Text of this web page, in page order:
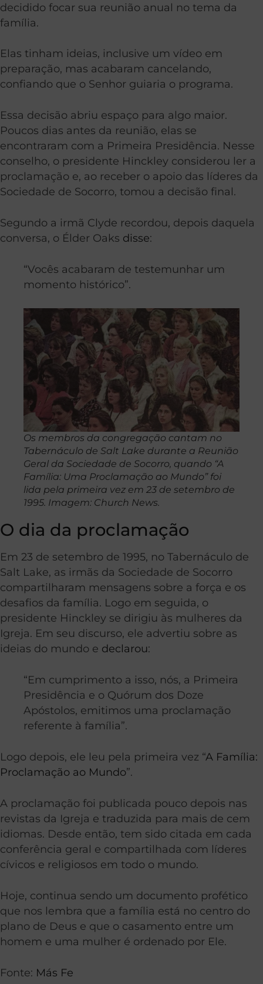
decidido focar sua reunião anual no tema da
família.
Elas tinham ideias, inclusive um vídeo em
preparação, mas acabaram cancelando,
confiando que o Senhor guiaria o programa.
Essa decisão abriu espaço para algo maior.
Poucos dias antes da reunião, elas se
encontraram com a Primeira Presidência. Nesse
conselho, o presidente Hinckley considerou ler a
proclamação e, ao receber o apoio das líderes da
Sociedade de Socorro, tomou a decisão final.
Segundo a irmã Clyde recordou, depois daquela
conversa, o Élder Oaks disse:
“Vocês acabaram de testemunhar um
momento histórico”.
Os membros da congregação cantam no
Tabernáculo de Salt Lake durante a Reunião
Geral da Sociedade de Socorro, quando “A
Família: Uma Proclamação ao Mundo” foi
lida pela primeira vez em 23 de setembro de
1995. Imagem: Church News.
O dia da proclamação
Em 23 de setembro de 1995, no Tabernáculo de
Salt Lake, as irmãs da Sociedade de Socorro
compartilharam mensagens sobre a força e os
desafios da família. Logo em seguida, o
presidente Hinckley se dirigiu às mulheres da
Igreja. Em seu discurso, ele advertiu sobre as
ideias do mundo e declarou:
“Em cumprimento a isso, nós, a Primeira
Presidência e o Quórum dos Doze
Apóstolos, emitimos uma proclamação
referente à família”.
Logo depois, ele leu pela primeira vez “A Família:
Proclamação ao Mundo”.
A proclamação foi publicada pouco depois nas
revistas da Igreja e traduzida para mais de cem
idiomas. Desde então, tem sido citada em cada
conferência geral e compartilhada com líderes
cívicos e religiosos em todo o mundo.
Hoje, continua sendo um documento profético
que nos lembra que a família está no centro do
plano de Deus e que o casamento entre um
homem e uma mulher é ordenado por Ele.
Fonte: Más Fe